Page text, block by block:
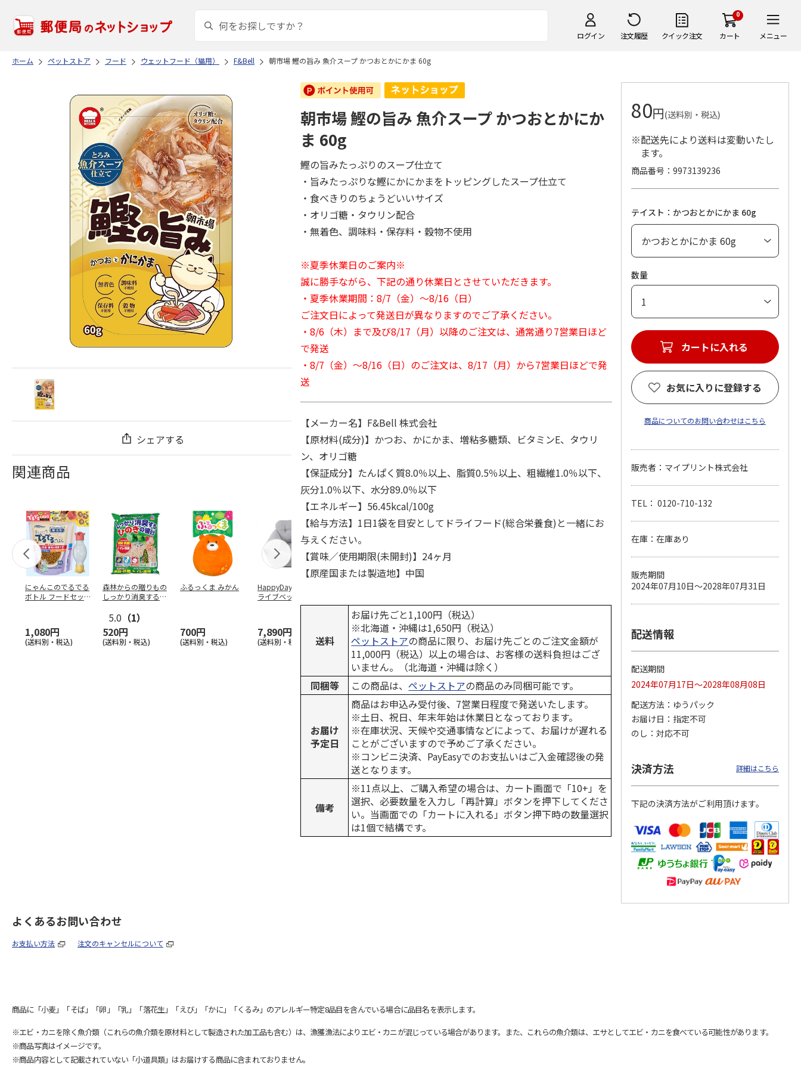
ログイン 注文履歴 クイック注文
0
カート メニュー
ホーム ペットストア フード ウェットフード（猫用） F&Bell 朝市場 鰹の旨み 魚介スープ かつおとかにかま 60g
シェアする
関連商品
にゃんこのでるでる
ボトル フードセッ
1,080円
(送料別・税込)
森林からの贈りもの
しっかり消臭するひ
5.0 （1）
520円
(送料別・税込)
ふるっくま みかん
700円
(送料別・税込)
HappyDays 2wayド
ライブベッド グレ
7,890円
(送料別・税込)
イレ ナチュラルグ
1,550円
(送料別・税込)
ンド 4L
1,320円
(送料別・税込)
ぐるぐるボーン型 S
470円
(送料別・税込)
こ用 まぐろ・かつ
(送料別・税込)
ペット線香 虹のか
ローラルの香り
590円
(送料別・税込)
鈴虫の経木 3枚入
朝市場 鰹の旨み 魚介スープ かつおとかにか
ま 60g
鰹の旨みたっぷりのスープ仕立て
・旨みたっぷりな鰹にかにかまをトッピングしたスープ仕立て
・食べきりのちょうどいいサイズ
・オリゴ糖・タウリン配合
・無着色、調味料・保存料・穀物不使用
※夏季休業日のご案内※
誠に勝手ながら、下記の通り休業日とさせていただきます。
・夏季休業期間：8/7（金）～8/16（日）
ご注文日によって発送日が異なりますのでご了承ください。
・8/6（木）まで及び8/17（月）以降のご注文は、通常通り7営業日ほど
で発送
・8/7（金）～8/16（日）のご注文は、8/17（月）から7営業日ほどで発
送
【メーカー名】F&Bell 株式会社
【原材料(成分)】かつお、かにかま、増粘多糖類、ビタミンE、タウリ
ン、オリゴ糖
【保証成分】たんぱく質8.0％以上、脂質0.5％以上、粗繊維1.0％以下、
灰分1.0％以下、水分89.0％以下
【エネルギー】56.45kcal/100g
【給与方法】1日1袋を目安としてドライフード(総合栄養食)と一緒にお
与えください。
【賞味／使用期限(未開封)】24ヶ月
【原産国または製造地】中国
送料
お届け先ごと1,100円（税込）
※北海道・沖縄は1,650円（税込）
ペットストアの商品に限り、お届け先ごとのご注文金額が
11,000円（税込）以上の場合は、お客様の送料負担はござ
いません。（北海道・沖縄は除く）
同梱等
この商品は、ペットストアの商品のみ同梱可能です。
お届け
予定日
商品はお申込み受付後、7営業日程度で発送いたします。
※土日、祝日、年末年始は休業日となっております。
※在庫状況、天候や交通事情などによって、お届けが遅れる
ことがございますので予めご了承ください。
※コンビニ決済、PayEasyでのお支払いはご入金確認後の発
送となります。
備考
※11点以上、ご購入希望の場合は、カート画面で「10+」を
選択、必要数量を入力し「再計算」ボタンを押下してくださ
い。当画面での「カートに入れる」ボタン押下時の数量選択
は1個で結構です。
80円(送料別・税込)
※配送先により送料は変動いたし
ます。
商品番号 9973139236
テイスト：かつおとかにかま 60g
数量
カートに入れる
お気に入りに登録する
商品についてのお問い合わせはこちら
販売者：マイプリント株式会社
TEL： 0120-710-132
在庫：在庫あり
販売期間
2024年07月10日～2028年07月31日
配送情報
配送期間
2024年07月17日～2028年08月08日
配送方法
ゆうパック
お届け日
指定不可
のし
対応不可
決済方法 詳細はこちら
下記の決済方法がご利用頂けます。
よくあるお問い合わせ
お支払い方法 注文のキャンセルについて
商品に「小麦」「そば」「卵」「乳」「落花生」「えび」「かに」「くるみ」のアレルギー特定8品目を含んでいる場合に品目名を表示します。
※エビ・カニを除く魚介類（これらの魚介類を原材料として製造された加工品も含む）は、漁獲漁法によりエビ・カニが混じっている場合があります。また、これらの魚介類は、エサとしてエビ・カニを食べている可能性があります。
※商品写真はイメージです。
※商品内容として記載されていない「小道具類」はお届けする商品に含まれておりません。